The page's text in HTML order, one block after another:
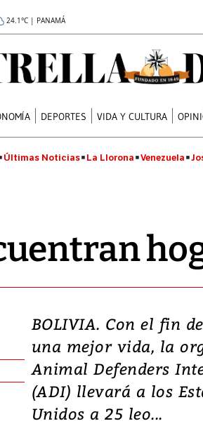
24.1°C | PANAMÁ
DEPORTES VIDA Y CULTURA
Últimas Noticias La Llorona Venezuela
BOLIVIA. Con el fin
una mejor vida, la
Animal Defenders
(ADI) llevará a los
Unidos a 25 leo...
Isidro
director de la
‘Vamos a ser
transparentes,